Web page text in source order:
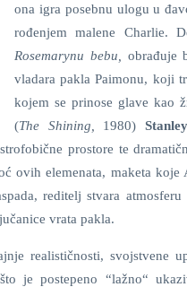
ona igra posebnu ulogu u
rođenjem malene Charlie.
Rosemarynu bebu,
obrađuje
vladara pakla Paimonu, koji
kojem se prinose glave kao
(The Shining, 1980)
prostore te
ovih elemenata, maketa
reditelj stvara
vrata pakla.
realističnosti, svojstvene
je postepeno “lažno“